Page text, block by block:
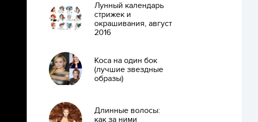
Лунный календарь
стрижек и
окрашивания, август
2016
Коса на один бок
(лучшие звездные
образы)
Длинные волосы:
как за ними